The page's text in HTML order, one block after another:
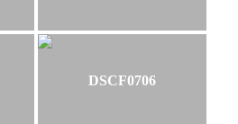
DSCF0706